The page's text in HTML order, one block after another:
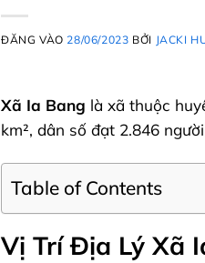
ĐĂNG VÀO28/06/2023 BỞI JACKI
Xã Ia Bang là xã thuộc
km², dân số đạt 2.846
Table of Contents
Vị Trí Địa Lý Xã